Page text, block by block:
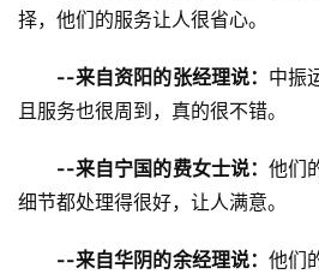
择，他们的服务让人很省心。
--来自资阳的张经理说： 中振
且服务也很周到，真的很不错。
--来自宁国的费女士说： 他们
细节都处理得很好，让人满意。
--来自华阴的余经理说： 他们